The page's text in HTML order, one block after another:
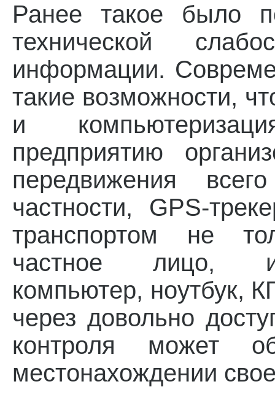
Ранее такое было
технической
информации.
такие возможности,
и
предприятию
передвижения
частности, GPS-
транспортом не
частное лицо,
компьютер, ноутбук,
через довольно
контроля может
местонахождении